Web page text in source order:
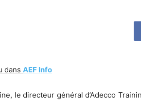
dans AEF Info
le directeur général d’Adecco